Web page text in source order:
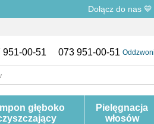
Dołącz do nas 💙
951-00-51 073 951-00-51
głęboko
Pielęgnacja
włosów